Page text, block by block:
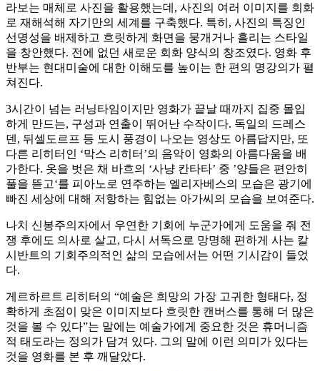
라보는 매체로 사진을 활용했는데, 사진의 여러 이미지를 회화
로 재해석해 자기만의 세계를 구축했다. 특히, 사진의 특징인
선명성을 배제하고 흐릿하게 화면을 뭉개거나 흘리는 스타일
을 창안했다. 전에 없던 새로운 회화 양식의 창조였다. 영화 후
반부는 현대미술에 대한 이해도를 높이는 한 편의 명강의가 펼
쳐진다.
3시간이 넘는 러닝타임이지만 영화가 끝날 때까지 집중 몰입
하게 만드는, 구성과 연출이 뛰어난 수작이다. 독일의 드레스
덴, 뒤셀도르프 등 도시 풍경이 나오는 영상도 아름답지만, 또
다른 리히터인 ‘막스 리히터’의 음악이 영화의 아름다움을 배
가한다. 옷을 벗은 채 바흐의 ‘사냥 칸타타’ 중 ’양들은 편안히
풀을 뜯고‘를 피아노로 연주하는 엘리자베스의 모습은 광기에
빠진 세상에 대해 저항하는 힘없는 아가씨의 모습을 보여준다.
나치 신봉주의자에서 우연한 기회에 누군가에게 도움을 줘 전
쟁 후에도 의사로 살고, 다시 서독으로 망명해 편하게 사는 칼
시반트의 기회주의적인 삶의 모습에서는 어떤 기시감이 들었
다.
게르하르트 리히터의 “예술은 희망의 가장 고귀한 형태다, 정
확하게 초점이 맞은 이미지보다 흐릿한 캔버스를 통해 더 많은
것을 볼 수 있다”는 말에는 예술가에게 중요한 것은 휴머니즘
적 태도라는 정의가 담겨 있다. 그의 말에 이런 의미가 있다는
것을 영화를 본 후 깨달았다.